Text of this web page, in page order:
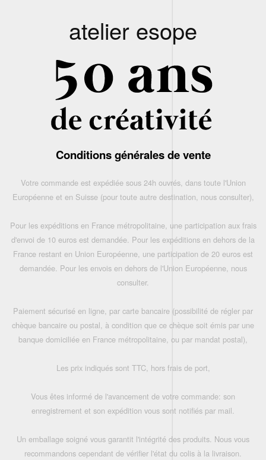
atelier esope
Conditions générales de vente
Votre commande est expédiée sous 24h ouvrés, dans toute l'Union
Européenne et en Suisse (pour toute autre destination, nous consulter),
Pour les expéditions en France métropolitaine, une participation aux frais
d'envoi de 10 euros est demandée. Pour les expéditions en dehors de la
France restant en Union Européenne, une participation de 20 euros est
demandée. Pour les envois en dehors de l'Union Européenne, nous
consulter.
Paiement sécurisé en ligne, par carte bancaire (possibilité de régler par
chèque bancaire ou postal, à condition que ce chèque soit émis par une
banque domiciliée en France métropolitaine, ou par mandat postal),
Les prix indiqués sont TTC, hors frais de port,
Vous êtes informé de l'avancement de votre commande: son
enregistrement et son expédition vous sont notifiés par mail.
Un emballage soigné vous garantit l'intégrité des produits. Nous vous
recommandons cependant de vérifier l'état du colis à la livraison.